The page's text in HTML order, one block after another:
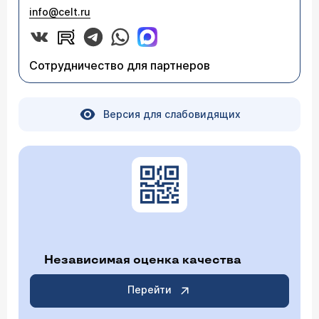
info@celt.ru
Сотрудничество для партнеров
Версия для слабовидящих
Независимая оценка качества
Перейти